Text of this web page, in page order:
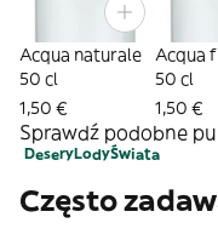
Acqua naturale
50 cl
1,50 €
Acqua
50 cl
1,50 €
Sprawdź podobne
DeseryLodyŚwiata
Często